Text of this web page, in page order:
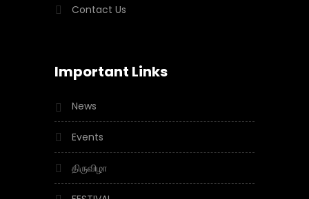
Contact Us
Important Links
News
Events
திருவிழா